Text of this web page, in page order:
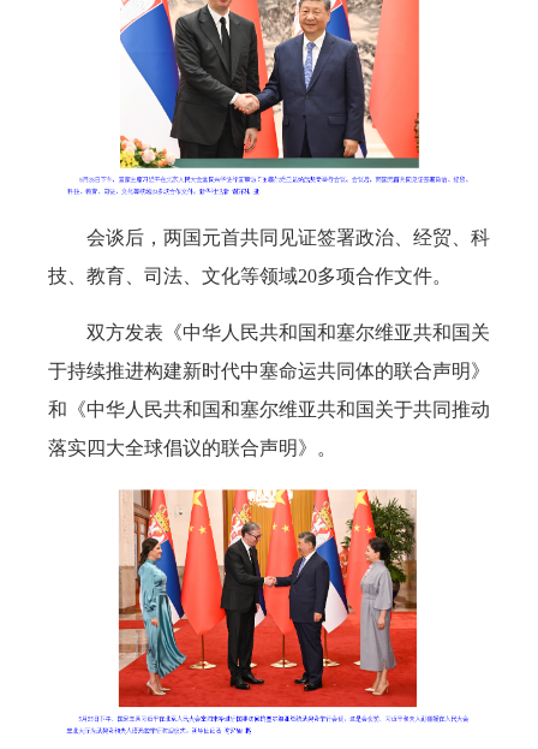
会谈后，两国元首共同见证签署政治、经贸、科
技、教育、司法、文化等领域20多项合作文件。
双方发表《中华人民共和国和塞尔维亚共和国关
于持续推进构建新时代中塞命运共同体的联合声明》
和《中华人民共和国和塞尔维亚共和国关于共同推动
落实四大全球倡议的联合声明》。